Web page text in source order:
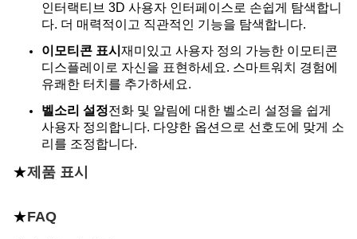
인터랙티브 3D 사용자 인터페이스로 손쉽게 탐색합니
다. 더 매력적이고 직관적인 기능을 탐색합니다.
이모티콘 표시 재미있고 사용자 정의 가능한 이모티콘
디스플레이로 자신을 표현하세요. 스마트워치 경험에
유쾌한 터치를 추가하세요.
벨소리 설정전화 및 알림에 대한 벨소리 설정을 쉽게
사용자 정의합니다. 다양한 옵션으로 선호도에 맞게 소
리를 조정합니다.
★제품 표시
★FAQ